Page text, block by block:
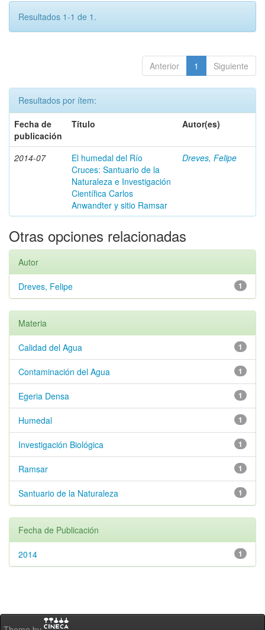
Resultados 1-1 de 1.
Anterior 1 Siguiente
Resultados por ítem:
Fecha de
publicación
Título Autor(es)
2014-07
El humedal del Río
Cruces: Santuario de la
Naturaleza e Investigación
Científica Carlos
Anwandter y sitio Ramsar
Dreves, Felipe
Otras opciones relacionadas
Autor
1
Dreves, Felipe
Materia
1
Calidad del Agua
1
Contaminación del Agua
1
Egeria Densa
1
Humedal
1
Investigación Biológica
1
Ramsar
1
Santuario de la Naturaleza
Fecha de Publicación
1
2014